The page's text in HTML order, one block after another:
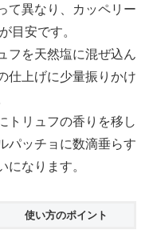
て異なり、カッペリー
目安です。
フを天然塩に混ぜ込ん
仕上げに少量振りかけ
トリュフの香りを移し
パッチョに数滴垂らす
になります。
使い方のポイント